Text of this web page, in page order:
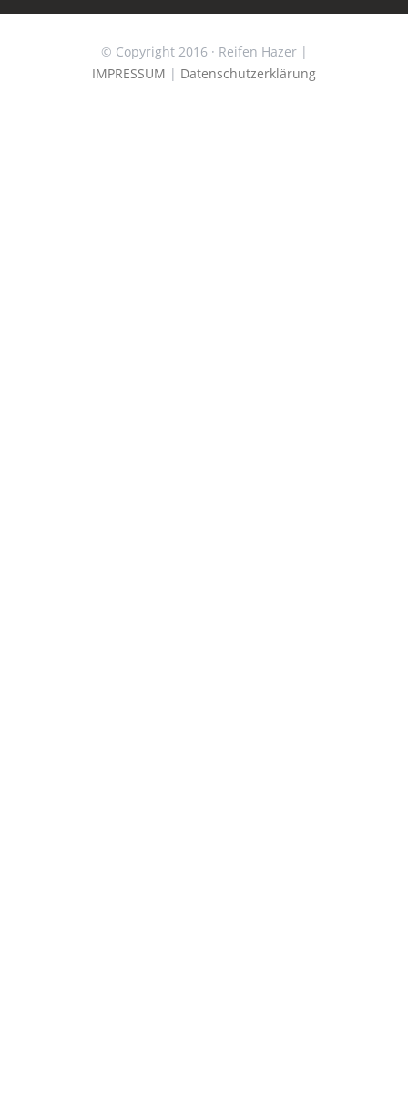
© Copyright 2016 · Reifen Hazer |
IMPRESSUM | Datenschutzerklärung